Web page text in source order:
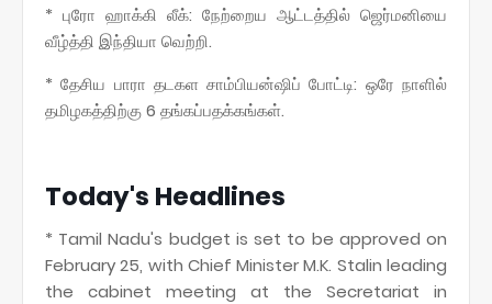
* புரோ ஹாக்கி லீக்: நேற்றைய ஆட்டத்தில் ஜெர்மனியை
வீழ்த்தி இந்தியா வெற்றி.
* தேசிய பாரா தடகள சாம்பியன்ஷிப் போட்டி: ஒரே நாளில்
தமிழகத்திற்கு 6 தங்கப்பதக்கங்கள்.
Today's Headlines
* Tamil Nadu's budget is set to be approved on
February 25, with Chief Minister M.K. Stalin leading
the cabinet meeting at the Secretariat in